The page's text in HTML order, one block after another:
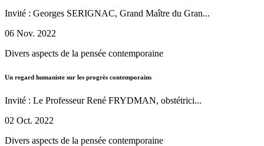
Invité : Georges SERIGNAC, Grand Maître du Gran...
06 Nov. 2022
Divers aspects de la pensée contemporaine
Un regard humaniste sur les progrès contemporains
Invité : Le Professeur René FRYDMAN, obstétrici...
02 Oct. 2022
Divers aspects de la pensée contemporaine